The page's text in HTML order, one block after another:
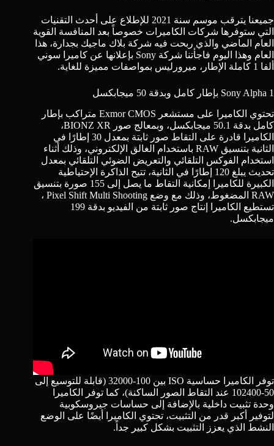
جميعنا يترقب موسم سنة 2021 للإطلاع على أحدث التقنيات
التي ستوفرها شركات الكاميرات خصوصاً بعد المنافسة القوية
العام الماضي والذي ربحت فيه شركة بلاك ماجيك بجدارة، هذا
العام وهذا اليوم فاجأتنا شركة Sony بإعلانها عن كاميرا سوني
ألفا 1 كاملة الإطار،
ميرورليس بمواصفات مميزة للغاية.
Sony Alpha 1 بإطار كامل وبدقة 50 ميجابكسل
تحتوي الكاميرا على مستشعر Exmor CMOS متراكب بإطار
كامل بدقة 50.1 ميجابكسل، وبمعالج صور
BIONZ XR،
الكاميرا قادرة على التقاط صور ثابتة بمعدل 30 إطارًا في
الثانية بتنسيق RAW باستخدام الغالق الإلكتروني، وذلك أثناء
استخدام الفوكس التلقائي والتعريض الضوئي التلقائي بمعدل
تحديث يبلغ 120 إطارًا في الثانية، تتيح الذاكرة الإحتياطية
الكبيرة للكاميرا إمكانية التقاط ما يصل إلى 155 صورة بتنسيق
RAW المضغوط، وذلك مع وضع
Pixel Shift Multi Shooting ،
تستطيع الكاميرا إنتاج صور ثابتة من الفيديو بدقة 199
ميجابكسل.
توفر الكاميرا حساسية ISO بين 100-32000 (قابلة للتوسيع إلى
50-102400 عند التقاط الصور الساكنة)، كما توفر الكاميرا
وحدة تثبيت داخلية بالإضافة إلى حساسات جيروسكوبية
لتوفير أكبر قدر من التثبيت، تحتوي الكاميرا أيضًا على الوضع
النشط الذي يعزز التثبيت بشكل كبير جداً.